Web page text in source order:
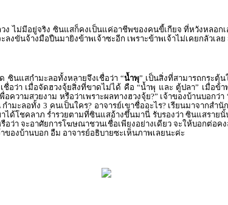
วง ไม่มีอยู่จริง ซินแสก็คงเป็นแค่อาชีพของคนขี้เกียจ ที่หวังหลอ
ขันจ้างมือปืนมายิงข้าพเจ้าซะอีก เพราะข้าพเจ้าไม่เคยกลัวเลย
ซินแสกำมะลอทั้งหลายจึงเชื่อว่า “น้ำพุ” เป็นสิ่งที่สามารถกระตุ้
ชื่อว่า เมื่อจัดฮวงจุ้ยสิ่งที่ขาดไม่ได้ คือ “น้ำพุ และ ตู้ปลา” เมื่อ
วามสวยงาม หรือว่าเพราะผลทางฮวงจุ้ย?” เจ้าของบ้านบอ
มะลอทั้ง 3 คนเป็นใคร? อาจารย์เขาชื่ออะไร? เรียนมาจากสำ
ได้โชคลาภ ร่ำรวยตามที่ซินแสอ้างขึ้นมานี่ รับรองว่า ซินแสร
จะอาศัยการโฆษณาชวนเชื่อเพียงอย่างเดียว จะให้บอกต่อค
องบ้านบอก อืม อาจารย์อธิบายซะเห็นภาพเลยนะค่ะ